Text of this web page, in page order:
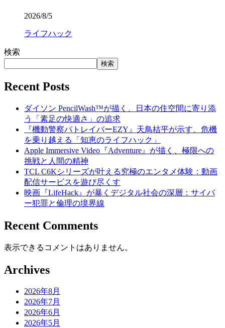
2026/8/5
ライフハック
検索
検索
Recent Posts
ダイソン PencilWash™が描く、日本の住空間に寄り添
う「素足の快適さ」の追求
『機動警察パトレイバーEZY』天鳥桔平が示す、危機
を乗り越える「知恵のライフハック」
Apple Immersive Video『Adventure』が描く、極限への
挑戦と人間の精神
TCL C6Kシリーズが叶える究極のエンタメ体験：動画
配信サービスを遊び尽くす
映画『LifeHack』が暴くデジタル社会の深層：サイバ
ー犯罪と倫理の境界線
Recent Comments
表示できるコメントはありません。
Archives
2026年8月
2026年7月
2026年6月
2026年5月